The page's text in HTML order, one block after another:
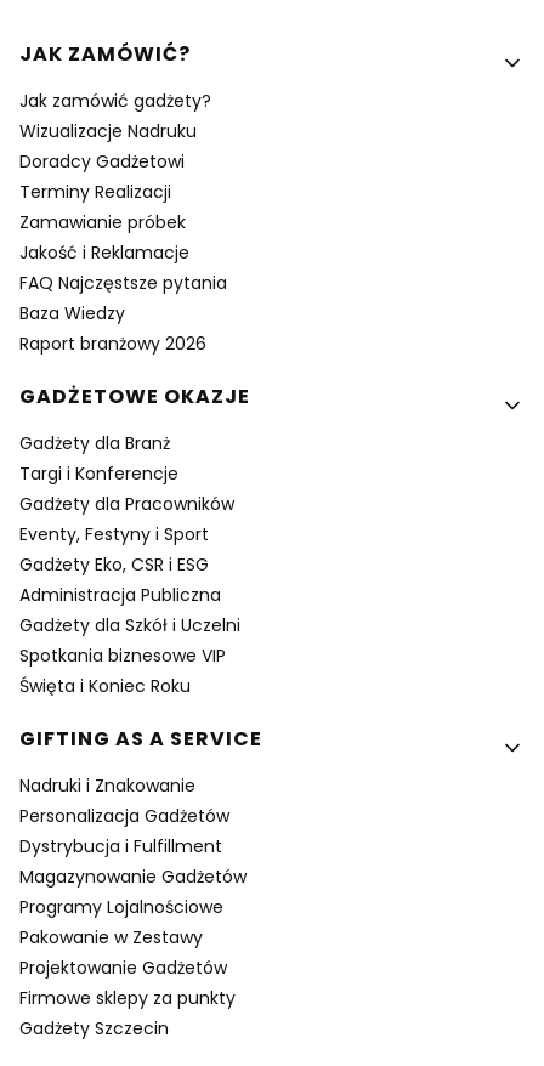
Linki w stopce
JAK ZAMÓWIĆ?
Jak zamówić gadżety?
Wizualizacje Nadruku
Doradcy Gadżetowi
Terminy Realizacji
Zamawianie próbek
Jakość i Reklamacje
FAQ Najczęstsze pytania
Baza Wiedzy
Raport branżowy 2026
GADŻETOWE OKAZJE
Gadżety dla Branż
Targi i Konferencje
Gadżety dla Pracowników
Eventy, Festyny i Sport
Gadżety Eko, CSR i ESG
Administracja Publiczna
Gadżety dla Szkół i Uczelni
Spotkania biznesowe VIP
Święta i Koniec Roku
GIFTING AS A SERVICE
Nadruki i Znakowanie
Personalizacja Gadżetów
Dystrybucja i Fulfillment
Magazynowanie Gadżetów
Programy Lojalnościowe
Pakowanie w Zestawy
Projektowanie Gadżetów
Firmowe sklepy za punkty
Gadżety Szczecin